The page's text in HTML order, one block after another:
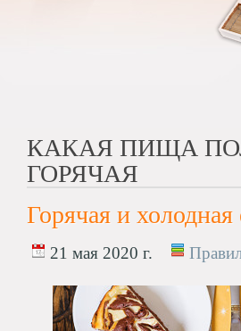
КАКАЯ ПИЩА
ГОРЯЧАЯ
Горячая и
21 мая 2020 г.